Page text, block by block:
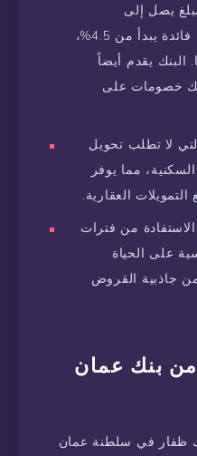
يصل إلى
500,000 ريال عماني، وبمعدل فائدة يبدأ من 4.5%،
تصل إلى 25 عامًا. البنك يقدم أيضاً
خصومات على
لا تطلب تحويل
مما يوفر
العقارية.
من فترات
على الحياة
جاذبية القروض
من بنك عمان
ظفار في سلطنة عمان